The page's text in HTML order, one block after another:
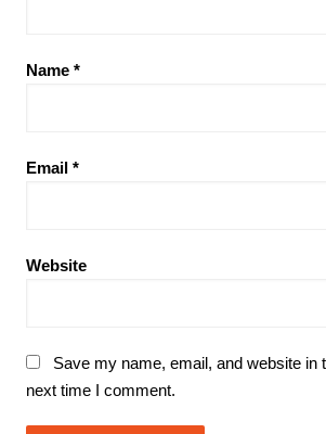
Name *
Email *
Website
Save my name, email, and website in
next time I comment.